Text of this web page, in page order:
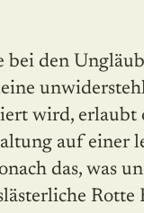
den
wird, erlaubt
auf einer
das, was